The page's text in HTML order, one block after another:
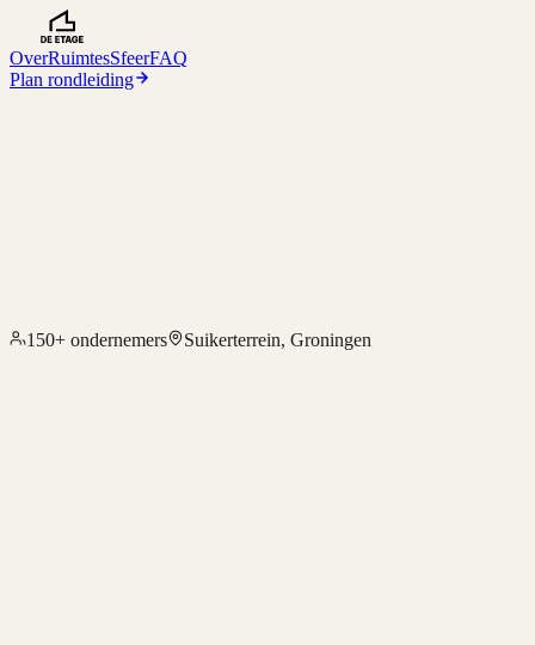
OverRuimtesSfeerFAQ
Plan rondleiding
150+ ondernemers Suikerterrein, Groningen